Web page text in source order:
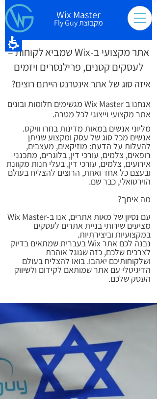
Wix Master
מקבוצת Fly Guy
אתר מקצועי ב-Wix שמביא לקוחות –
לעסקים קטנים, פרילנסרים ויזמים
איזה סוג של אתר אינטרנט הייתם רוצים?
אנחנו ב Wix Master מגשימים חלומות ובונים
אתר מקצועי וייצוגי לכל מטרה.
מליוני אנשים במאות מדינות בחרו וויקס.
אנשים מכל סוג של עסק ומקצוע שניתן
להעלות על הדעת: מוזיקאים, מעצבים,
רופאים, צלמים, עורכי דין, בלוגרים, מתכנני
אירועים, צלמים, עורכי דין, בעלי חנות מקוונת
ובעצם כל אחד ואחת, הרוצים להצליח בעולם
הוירטואלי, כבר שם.
מה איתך?
עם נסיון של מאות אתרים, אנו ב-Wix Master
מציעים שירותי בניית אתרים לעסקים
במקצועיות וביצירתיות.
נבנה לכם אתר Wix בעברית שמתאים בדיוק
לצרכים שלכם, כזה שגוגל אוהבת
ושלקוחותיכם יאהבו. בואו להצליח בעולם
הדיגיטלי עם אתר שמותאם לקידום ולשיווק
העסק שלכם.